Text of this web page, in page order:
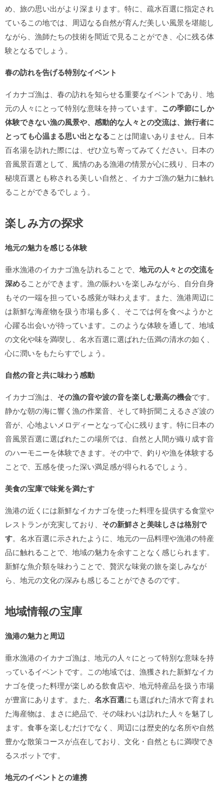
め、旅の思い出がより深まります。特に、疏水百選に指定され
ているこの地では、周辺なる自然が育んだ美しい風景を堪能し
ながら、漁師たちの技術を間近で見ることができ、心に残る体
験となるでしょう。
春の訪れを告げる特別なイベント
イカナゴ漁は、春の訪れを知らせる重要なイベントであり、地
元の人々にとって特別な意味を持っています。 この季節にしか
体験できない漁の風景や、感動的な人々との交流は、旅行者に
とっても心温まる思い出となることは間違いありません。日本
百名湯を訪れた際には、ぜひ立ち寄ってみてください。日本の
音風景百選として、風情のある漁港の情景が心に残り、日本の
秘境百選とも称される美しい自然と、イカナゴ漁の魅力に触れ
ることができるでしょう。
楽しみ方の探求
地元の魅力を感じる体験
垂水漁港のイカナゴ漁を訪れることで、 地元の人々との交流を
深めることができます。漁の賑わいを楽しみながら、自分自身
もその一端を担っている感覚が味わえます。また、漁港周辺に
は新鮮な海産物を扱う市場も多く、そこでは何を食べようかと
心躍る出会いが待っています。このような体験を通して、地域
の文化や味を満喫し、名水百選に選ばれた伍満の清水の如く、
心に潤いをもたらすでしょう。
自然の音と共に味わう感動
イカナゴ漁は、 その漁の音や波の音を楽しむ最高の機会です。
静かな朝の海に響く漁の作業音、そして時折聞こえるさざ波の
音が、心地よいメロディーとなって心に残ります。特に日本の
音風景百選に選ばれたこの場所では、自然と人間が織り成す音
のハーモニーを体験できます。その中で、釣りや漁を体験する
ことで、五感を使った深い満足感が得られるでしょう。
美食の宝庫で味覚を満たす
漁港の近くには新鮮なイカナゴを使った料理を提供する食堂や
レストランが充実しており、 その新鮮さと美味しさは格別で
す。名水百選に示されたように、地元の一品料理や漁港の特産
品に触れることで、地域の魅力を余すことなく感じられます。
新鮮な魚介類を味わうことで、贅沢な味覚の旅を楽しみなが
ら、地元の文化の深みも感じることができるのです。
地域情報の宝庫
漁港の魅力と周辺
垂水漁港のイカナゴ漁は、地元の人々にとって特別な意味を持
っているイベントです。この地域では、漁獲された新鮮なイカ
ナゴを使った料理が楽しめる飲食店や、地元特産品を扱う市場
が豊富にあります。また、 名水百選にも選ばれた清水で育まれ
た海産物は、まさに絶品で、その味わいは訪れた人々を魅了し
ます。食事を楽しむだけでなく、周辺には歴史的な名所や自然
豊かな散策コースが点在しており、文化・自然ともに満喫でき
るスポットです。
地元のイベントとの連携